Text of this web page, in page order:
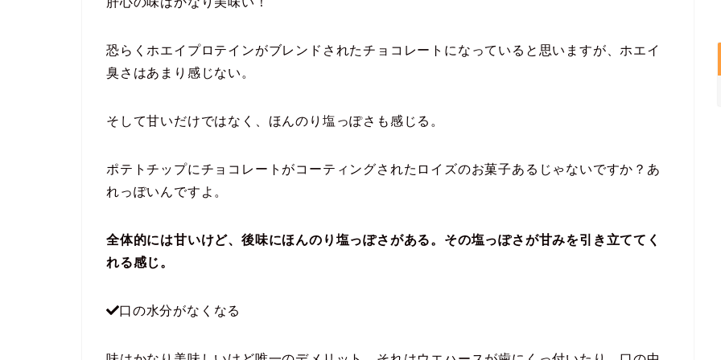
恐らくホエイプロテインがブレンドされたチョコレートになっていると思いますが、ホエイ
臭さはあまり感じない。
そして甘いだけではなく、ほんのり塩っぽさも感じる。
ポテトチップにチョコレートがコーティングされたロイズのお菓子あるじゃないですか？あ
れっぽいんですよ。
全体的には甘いけど、後味にほんのり塩っぽさがある。その塩っぽさが甘みを引き立ててく
れる感じ。
口の水分がなくなる